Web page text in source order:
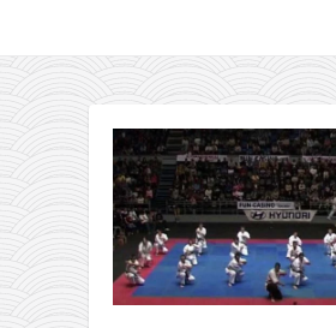
internet poslovanje
ishranom do zdravlja
moj haiku
momenti i mesta
bonus sadržaj
Svetlopis
zakonopravilo